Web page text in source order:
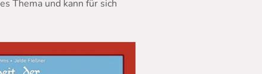
Thema und kann für sich